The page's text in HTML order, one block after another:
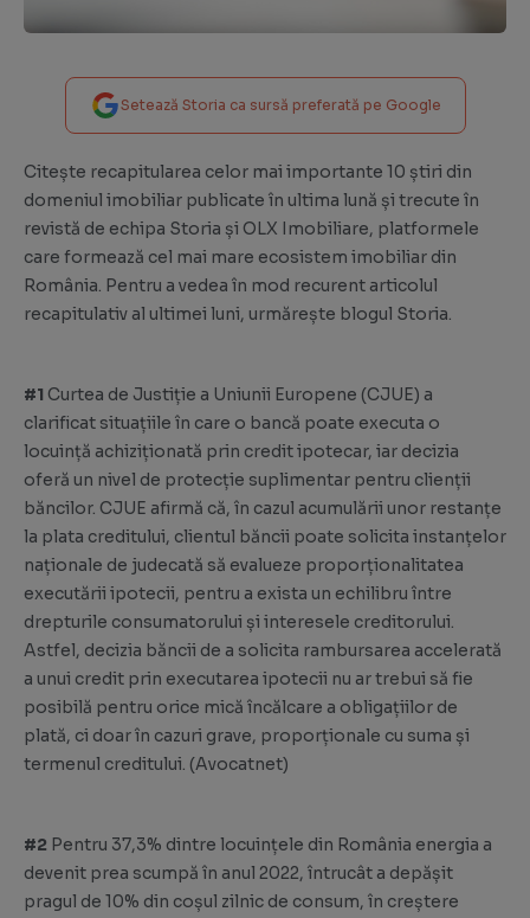
Setează Storia ca sursă preferată pe Google
Citește recapitularea celor mai importante 10 știri din
domeniul imobiliar publicate în ultima lună și trecute în
revistă de echipa Storia și OLX Imobiliare, platformele
care formează cel mai mare ecosistem imobiliar din
România. Pentru a vedea în mod recurent articolul
recapitulativ al ultimei luni, urmărește blogul Storia.
#1 Curtea de Justiție a Uniunii Europene (CJUE) a
clarificat situațiile în care o bancă poate executa o
locuință achiziționată prin credit ipotecar, iar decizia
oferă un nivel de protecție suplimentar pentru clienții
băncilor. CJUE afirmă că, în cazul acumulării unor restanțe
la plata creditului, clientul băncii poate solicita instanțelor
naționale de judecată să evalueze proporționalitatea
executării ipotecii, pentru a exista un echilibru între
drepturile consumatorului și interesele creditorului.
Astfel, decizia băncii de a solicita rambursarea accelerată
a unui credit prin executarea ipotecii nu ar trebui să fie
posibilă pentru orice mică încălcare a obligațiilor de
plată, ci doar în cazuri grave, proporționale cu suma și
termenul creditului. (Avocatnet)
#2 Pentru 37,3% dintre locuințele din România energia a
devenit prea scumpă în anul 2022, întrucât a depășit
pragul de 10% din coșul zilnic de consum, în creștere